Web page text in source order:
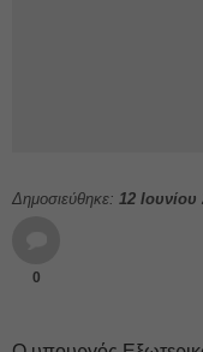
Δημοσιεύθηκε: 12
0